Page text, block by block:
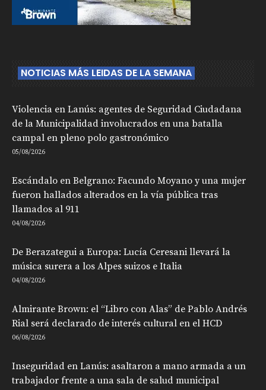
NOTICIAS MÁS LEIDAS DE LA SEMANA
Violencia en Lanús: agentes de Seguridad Ciudadana
de la Municipalidad involucrados en una batalla
campal en pleno polo gastronómico
05/08/2026
Escándalo en Belgrano: Facundo Moyano y una mujer
fueron hallados alterados en la vía pública tras
llamados al 911
04/08/2026
De Berazategui a Europa: Lucía Ceresani llevará la
música surera a los Alpes suizos e Italia
04/08/2026
Almirante Brown: el “Libro con Alas” de Pablo Andrés
Rial será declarado de interés cultural en el HCD
06/08/2026
Inseguridad en Lanús: asaltaron a mano armada a un
trabajador frente a una sala de salud municipal